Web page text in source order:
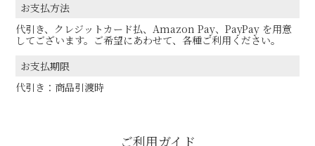
お支払方法
代引き、クレジットカード払、Amazon Pay、PayPay を用意
してございます。ご希望にあわせて、各種ご利用ください。
お支払期限
代引き：商品引渡時
ご利用ガイド